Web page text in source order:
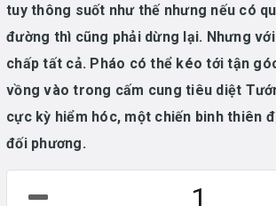
tuy thông suốt như thế nhưng nếu có
đường thì cũng phải dừng lại. Nhưng
chấp tất cả. Pháo có thể kéo tới tận
vồng vào trong cấm cung tiêu diệt
cực kỳ hiểm hóc, một chiến binh thiên
đối phương.